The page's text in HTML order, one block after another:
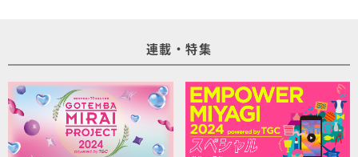
連載・特集